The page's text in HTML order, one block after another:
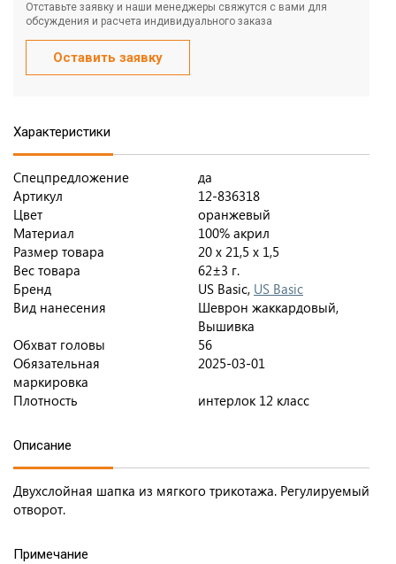
Отставьте заявку и наши менеджеры свяжутся с вами для
обсуждения и расчета индивидуального заказа
Оставить заявку
Характеристики
Спецпредложение
да
Артикул
12-836318
Цвет
оранжевый
Материал
100% акрил
Размер товара
20 х 21,5 х 1,5
Вес товара
62±3 г.
Бренд
US Basic, US Basic
Вид нанесения
Шеврон жаккардовый,
Вышивка
Обхват головы
56
Обязательная
маркировка
2025-03-01
Плотность интерлок 12 класс
Описание
Двухслойная шапка из мягкого трикотажа. Регулируемый
отворот.
Примечание